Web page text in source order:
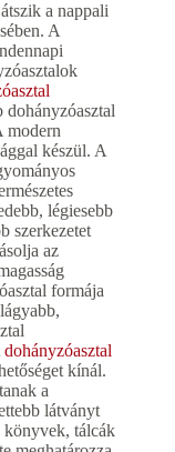
a nappali
A
dohányzóasztal
modern
készül. A
légiesebb
szerkezetet
az
formája
dohányzóasztal
kínál.
a
látványt
könyvek, tálcák